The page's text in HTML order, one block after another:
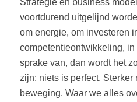
Strategie en business
voortdurend uitgelijnd
om energie, om investeren
competentieontwikkeling, in
sprake van, dan wordt het
zijn: niets is perfect.
beweging. Waar we alles